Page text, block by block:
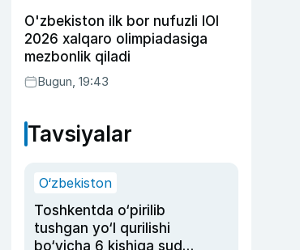
O'zbekiston ilk bor nufuzli IOI
2026 xalqaro olimpiadasiga
mezbonlik qiladi
Bugun, 19:43
Tavsiyalar
O‘zbekiston
Toshkentda o‘pirilib
tushgan yo‘l qurilishi
bo‘yicha 6 kishiga sud